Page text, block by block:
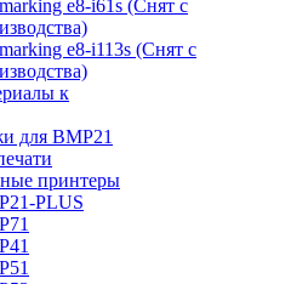
e8-i61s (Снят с
e8-i113s (Снят с
к
для BMP21
принтеры
PLUS